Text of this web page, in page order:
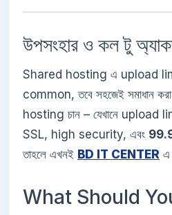
উপসংহার ও কল টু
Shared hosting এ upload
common, তবে সহজেই সমাধান করা
hosting চান – যেখানে
SSL, high security, এবং
তাহলে এখনই BD IT CENTER এ
What Should